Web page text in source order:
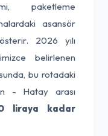
paketleme
asansör
2026 yılı
belirlenen
bu rotadaki
- Hatay arası
liraya kadar